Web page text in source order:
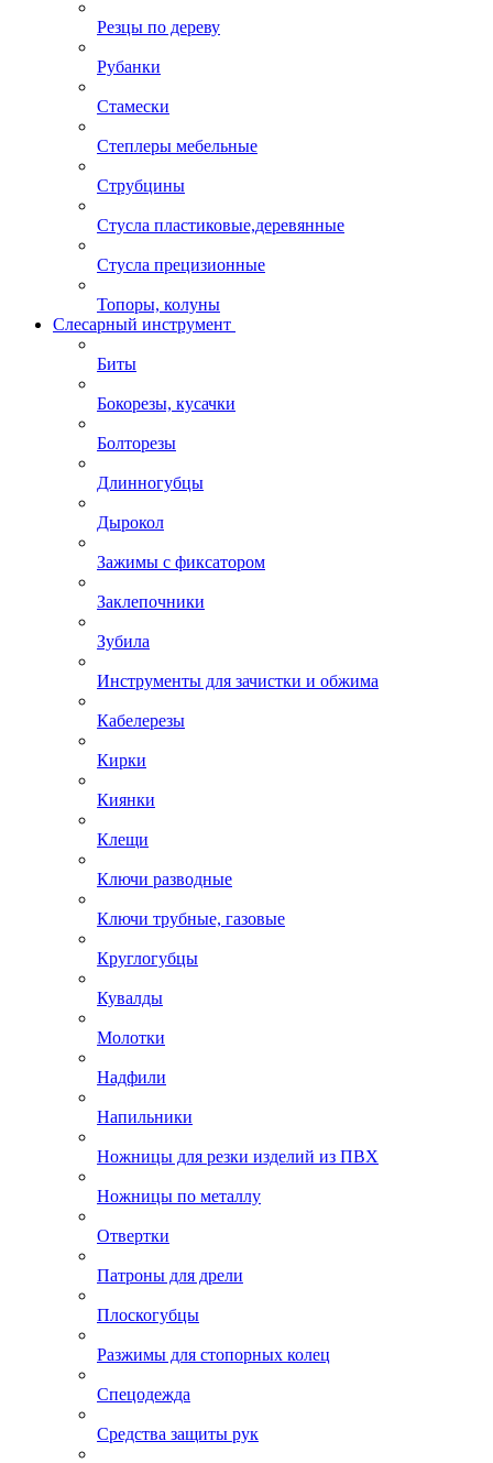
Резцы по дереву
Рубанки
Стамески
Степлеры мебельные
Струбцины
Стусла пластиковые,деревянные
Стусла прецизионные
Топоры, колуны
Слесарный инструмент
Биты
Бокорезы, кусачки
Болторезы
Длинногубцы
Дырокол
Зажимы с фиксатором
Заклепочники
Зубила
Инструменты для зачистки и обжима
Кабелерезы
Кирки
Киянки
Клещи
Ключи разводные
Ключи трубные, газовые
Круглогубцы
Кувалды
Молотки
Надфили
Напильники
Ножницы для резки изделий из ПВХ
Ножницы по металлу
Отвертки
Патроны для дрели
Плоскогубцы
Разжимы для стопорных колец
Спецодежда
Средства защиты рук